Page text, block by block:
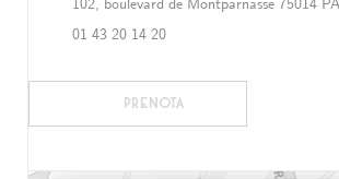
01 43 20 14 20
PRENOTA